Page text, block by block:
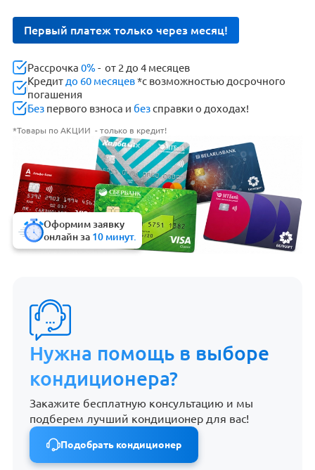
Первый платеж только через месяц!
Рассрочка0% - от 2 до 4 месяцев
Кредит до 60 месяцев*с возможностью досрочного
погашения
Без первого взноса и безсправки о доходах!
*Товары по АКЦИИ - только в кредит!
Оформим заявку
онлайн за 10 минут.
Нужна помощь в выборе
кондиционера?
Закажите бесплатную консультацию и мы
подберем лучший кондиционер для вас!
Подобрать кондиционер